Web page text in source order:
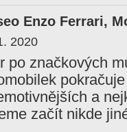
Enzo Ferrari,
2020
po značkových
a
začít nikde